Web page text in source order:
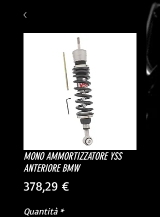
MONO AMMORTIZZATORE YSS
ANTERIORE BMW
378,29 €Prezzo
Quantità *